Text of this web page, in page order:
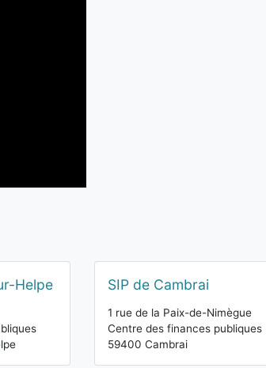
Helpe SIP de Cambrai
1 rue de la Paix-de-Nimègue
Centre des finances publiques
59400 Cambrai